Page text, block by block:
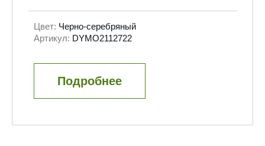
Цвет: Черно-серебряный
Артикул: DYMO2112722
Подробнее